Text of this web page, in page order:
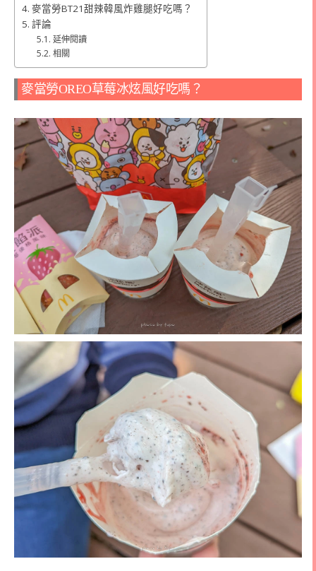
麥當勞BT21甜辣韓風炸雞腿好吃嗎？
評論
延伸閱讀
相關
麥當勞OREO草莓冰炫風好吃嗎？